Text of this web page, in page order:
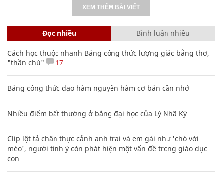
XEM THÊM BÀI VIẾT
Đọc nhiều Bình luận nhiều
Cách học thuộc nhanh Bảng công thức lượng giác bằng thơ,
"thần chú"
17
Bảng công thức đạo hàm nguyên hàm cơ bản cần nhớ
Nhiều điểm bất thường ở bằng đại học của Lý Nhã Kỳ
Clip lột tả chân thực cảnh anh trai và em gái như 'chó với
mèo', người tinh ý còn phát hiện một vấn đề trong giáo dục
con